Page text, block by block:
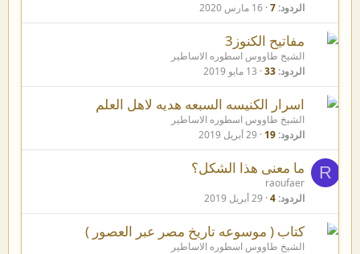
الردود 7 16 مارس 2020
مفاتيح الكنوز3
الشيخ طاووس اسطوره الاساطير
الردود 33 13 مايو 2019
اسرار الكنيسه السبعه هديه لاهل العلم
الشيخ طاووس اسطوره الاساطير
الردود 19 29 أبريل 2019
R ما معنى هذا الشكل؟
raoufaer
الردود 4 29 أبريل 2019
كتاب ( موسوعه تاريخ مصر عبر العصور )
الشيخ طاووس اسطوره الاساطير